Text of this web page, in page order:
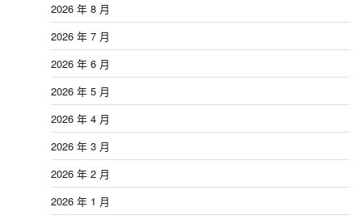
2026 年 8 月
2026 年 7 月
2026 年 6 月
2026 年 5 月
2026 年 4 月
2026 年 3 月
2026 年 2 月
2026 年 1 月